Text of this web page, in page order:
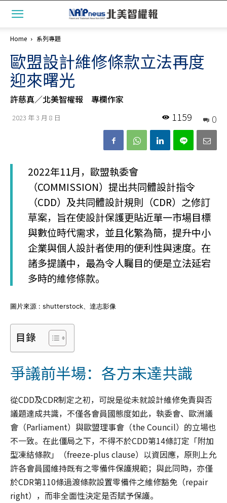
Home 系列專題
歐盟設計維修條款立法再度
迎來曙光
許慈真／北美智權報 專欄作家
2023 年 3 月 8 日 0
1159
2022年11月，歐盟執委會
（COMMISSION）提出共同體設計指令
（CDD）及共同體設計規則（CDR）之修訂
草案，旨在使設計保護更貼近單一市場目標
與數位時代需求，並且化繁為簡，提升中小
企業與個人設計者使用的便利性與速度。在
諸多提議中，最為令人矚目的便是立法延宕
多時的維修條款。
圖片來源 : shutterstock、達志影像
目錄
爭議前半場：各方未達共識
從CDD及CDR制定之初，可說是從未就設計維修免責與否
議題達成共識，不僅各會員國態度如此，執委會、歐洲議
會（Parliament）與歐盟理事會（the Council）的立場也
不一致。在此僵局之下，不得不於CDD第14條訂定「附加
型凍結條款」（freeze-plus clause）以資因應，原則上允
許各會員國維持既有之零備件保護規範；與此同時，亦僅
於CDR第110條過渡條款設置零備件之維修豁免（repair
right），而非全面性決定是否賦予保護。